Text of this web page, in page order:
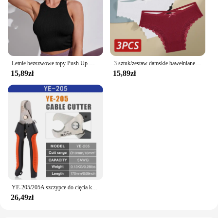
Letnie bezszwowe topy Push Up Y2k piękne sportowe seksowne podkoszulek Mallas Casual Woman gorset Top
15,89zł
3 sztuk/zestaw damskie bawełniane majtki seksowne brazylijskie majtki z niską koronką, wydrążone miękkie oddychająca bielizna kobieca kokarda S-XL bielizny
15,89zł
YE-205/205A szczypce do cięcia kabli poziom przemysłowy zdolność cięcia 24mm 2/38 mm2 średnica 10mm/16mm 5 cr13 narzędzia stalowe
26,49zł